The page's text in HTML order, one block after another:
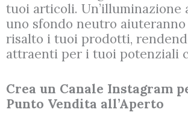
tuoi articoli. Un’illuminazione
uno sfondo neutro
risalto i tuoi prodotti,
attraenti per i tuoi potenziali
Crea un Canale Instagram
Punto Vendita all’Aperto